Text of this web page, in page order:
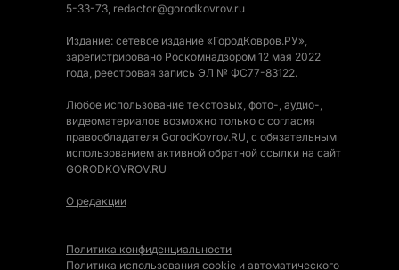
5-33-73, redactor@gorodkovrov.ru
Издание: сетевое издание «ГородКовров.РУ»,
зарегистрировано Роскомнадзором 12 мая 2022
года, реестровая запись ЭЛ № ФС77-83122.
Любое использование текстовых, фото-, аудио-,
видеоматериалов возможно только с согласия
правообладателя GorodKovrov.RU, с обязательным
использованием активной обратной ссылки на сайт
GORODKOVROV.RU
О редакции
Политика конфиденциальности
Политика использования cookie и автоматического